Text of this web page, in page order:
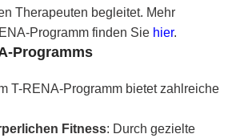
Therapeuten begleitet. Mehr
Programm finden Sie hier.
Programms
T-RENA-Programm bietet zahlreiche
Fitness: Durch gezielte